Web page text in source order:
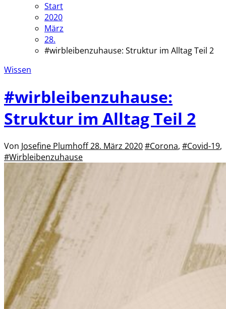
Start
2020
März
28.
#wirbleibenzuhause: Struktur im Alltag Teil 2
Wissen
#wirbleibenzuhause:
Struktur im Alltag Teil 2
Von Josefine Plumhoff28. März 2020#Corona, #Covid-19,
#Wirbleibenzuhause